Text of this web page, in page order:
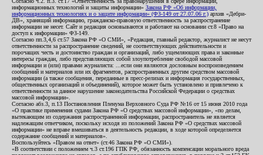
информационных технологий и защиты информации» Закона РФ «Об информации,
информационных технологиях и о защите информации» (ФЗ-149 от 27.07.06 г.) архив «Дебри-
ДВ», хранящий информацию, гражданско-правовую ответственность за распространение
информации не несет. Сайт и редакция основываются и работают на основании ст.8 «Право на
доступ к информации» ФЗ-149.
Согласно пп.3,4,6 ст.57 Закона РФ «О СМИ», «Редакция, главный редактор, журналист не несут
ответственности за распространение сведений, не соответствующих действительности и
порочащих честь и достоинство граждан и организаций, либо ущемляющих права и законные
интересы граждан, либо представляющих собой злоупотребление свободой массовой
информации и (или) правами журналиста: ...если они являются дословным воспроизведением
сообщений и материалов или их фрагментов, распространенных другим средством массовой
информации (а также сообщения, переданные в пресс-релизах и информация государственных,
общественных организаций и объединений), которое может быть установлено и привлечено к
ответственности за данное нарушение законодательства Российской Федерации о средствах
массовой информации».
Согласно абз.3, п.13 Постановления Пленума Верховного Суда РФ №16 от 15 июня 2010 года
«О практике применения судами Закона РФ «О средствах массовой информации», «по делам,
вытекающим из содержания распространенной информации, распространитель не является
надлежащим ответчиком, поскольку исходя из положений Закона РФ «О средствах массовой
информации» не вправе вмешиваться в деятельность редакции, в ходе которой определяется
содержание сообщений и материалов».
Воспользуйтесь «Правом на ответ» (ст.46 Закона РФ «О СМИ»).
«В соответствии с положением ч.3 ст.196 ГПК РФ, обязанность компенсации морального вреда